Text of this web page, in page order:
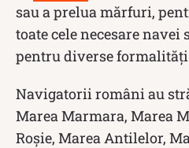
sau a prelua mărfuri,
toate cele necesare
pentru diverse
Navigatorii români au
Marea Marmara, Marea
Roșie, Marea Antilelor,